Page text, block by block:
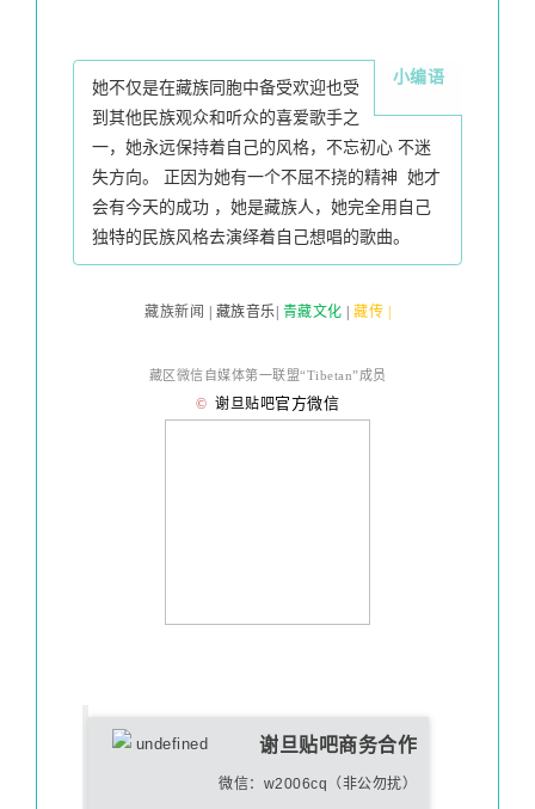
小编语
她不仅是在藏族同胞中备受欢迎也受
到其他民族观众和听众的喜爱歌手之
一，她永远保持着自己的风格，不忘初心 不迷
失方向。 正因为她有一个不屈不挠的精神  她才
会有今天的成功 ，她是藏族人，她完全用自己
独特的民族风格去演绎着自己想唱的歌曲。
藏族新闻 | 藏族音乐| 青藏文化 | 藏传 |
藏区微信自媒体第一联盟“Tibetan”成员
©谢旦贴吧官方微信
谢旦贴吧商务合作
微信：w2006cq（非公勿扰）